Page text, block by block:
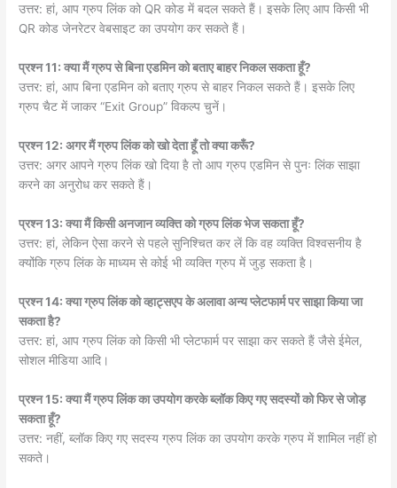
उत्तर: हां, आप ग्रुप लिंक को QR कोड में बदल सकते हैं। इसके लिए आप किसी भी
QR कोड जेनरेटर वेबसाइट का उपयोग कर सकते हैं।
प्रश्न 11: क्या मैं ग्रुप से बिना एडमिन को बताए बाहर निकल सकता हूँ?
उत्तर: हां, आप बिना एडमिन को बताए ग्रुप से बाहर निकल सकते हैं। इसके लिए
ग्रुप चैट में जाकर “Exit Group” विकल्प चुनें।
प्रश्न 12: अगर मैं ग्रुप लिंक को खो देता हूँ तो क्या करूँ?
उत्तर: अगर आपने ग्रुप लिंक खो दिया है तो आप ग्रुप एडमिन से पुनः लिंक साझा
करने का अनुरोध कर सकते हैं।
प्रश्न 13: क्या मैं किसी अनजान व्यक्ति को ग्रुप लिंक भेज सकता हूँ?
उत्तर: हां, लेकिन ऐसा करने से पहले सुनिश्चित कर लें कि वह व्यक्ति विश्वसनीय है
क्योंकि ग्रुप लिंक के माध्यम से कोई भी व्यक्ति ग्रुप में जुड़ सकता है।
प्रश्न 14: क्या ग्रुप लिंक को व्हाट्सएप के अलावा अन्य प्लेटफार्म पर साझा किया जा
सकता है?
उत्तर: हां, आप ग्रुप लिंक को किसी भी प्लेटफार्म पर साझा कर सकते हैं जैसे ईमेल,
सोशल मीडिया आदि।
प्रश्न 15: क्या मैं ग्रुप लिंक का उपयोग करके ब्लॉक किए गए सदस्यों को फिर से जोड़
सकता हूँ?
उत्तर: नहीं, ब्लॉक किए गए सदस्य ग्रुप लिंक का उपयोग करके ग्रुप में शामिल नहीं हो
सकते।